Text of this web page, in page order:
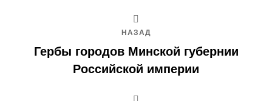
НАЗАД
Гербы городов Минской губернии
Российской империи